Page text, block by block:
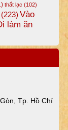
thất lạc (102)
Vào
làm ăn
Tp. Hồ Chí